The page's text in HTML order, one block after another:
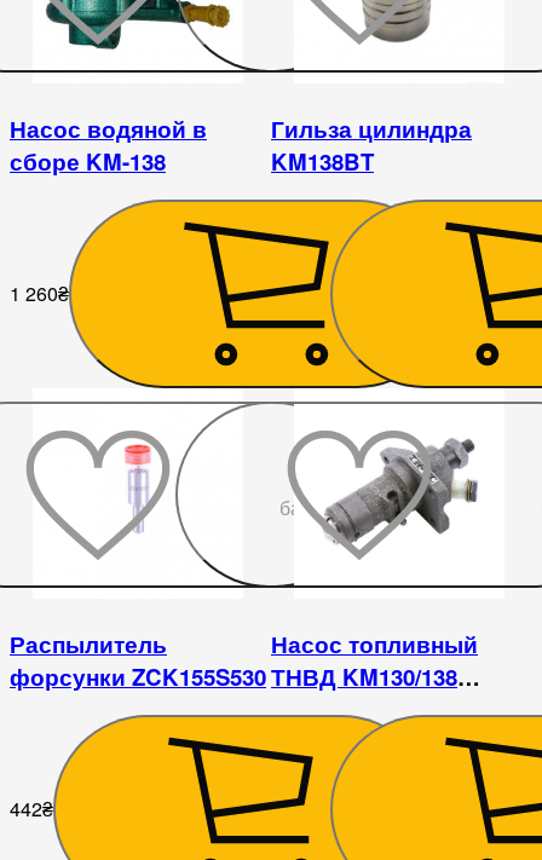
Насос водяной в
сборе KM-138
1 260₴
Гильза цилиндра
KM138BT
1 033₴
бажаного
Распылитель
форсунки ZCK155S530
442₴
Насос топливный
ТНВД KM130/138
Xingtai 24B, Shifeng 244,
Taishan 24
1 485